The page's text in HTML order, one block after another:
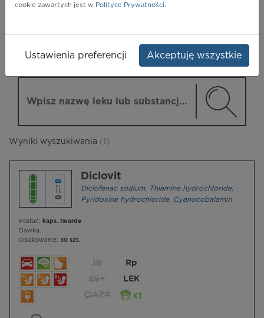
Wyniki wyszukiwania (1)
Diclovit
Diclofenac sodium, Thiamine hydrochloride,
Pyridoxine hydrochloride, Cyanocobalamin
Postać: kaps. twarde
Dawka:
Opakowanie: 30 szt.
18
65+
CIĄŻA
Rp
LEK
cookie zawartych jest w Polityce Prywatności.
Ustawienia preferencji Akceptuję wszystkie